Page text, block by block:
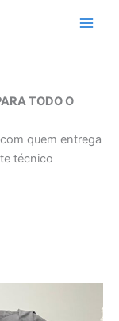
TODO O
quem entrega
técnico